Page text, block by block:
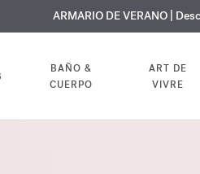
EXCLUSIVO | Descubra la nueva
GRATUITO | En todas las
ARMARIO DE VERANO |
BAÑO &
CUERPO
ART DE
VIVRE